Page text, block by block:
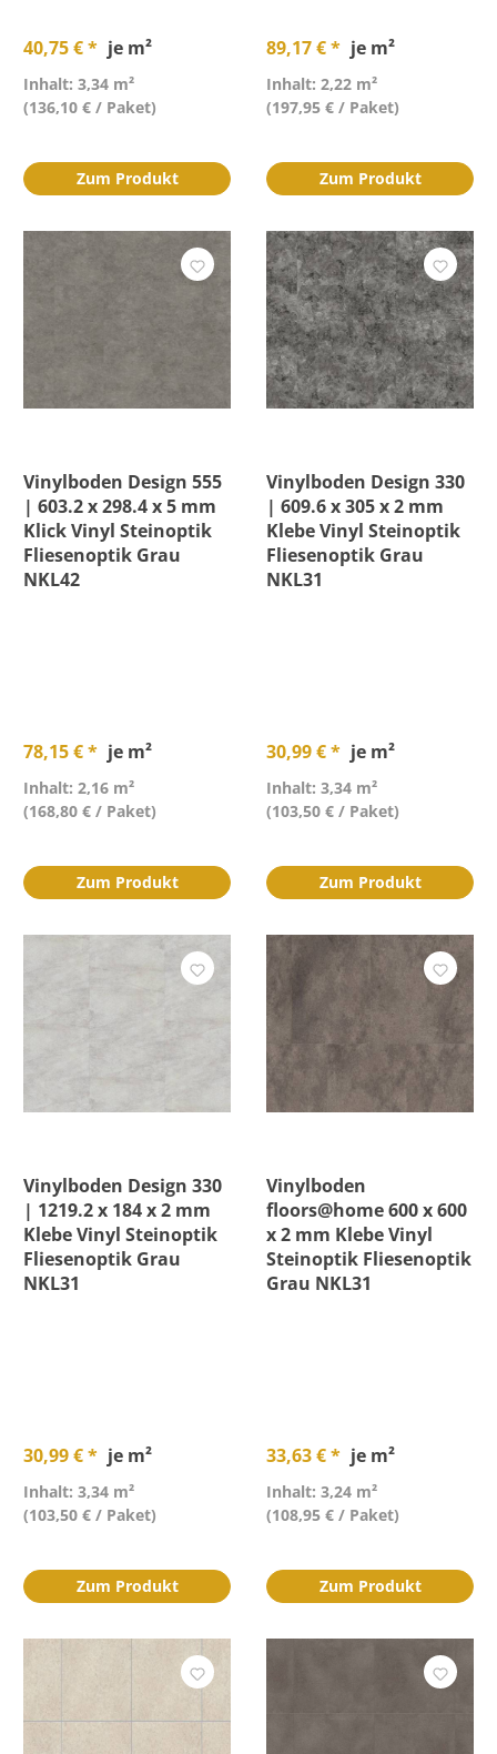
40,75 € * je m²
Inhalt: 3,34 m²
(136,10 € / Paket)
Zum Produkt
89,17 € * je m²
Inhalt: 2,22 m²
(197,95 € / Paket)
Zum Produkt
Vinylboden Design 555
| 603.2 x 298.4 x 5 mm
Klick Vinyl Steinoptik
Fliesenoptik Grau
NKL42
78,15 € * je m²
Inhalt: 2,16 m²
(168,80 € / Paket)
Zum Produkt
Vinylboden Design 330
| 609.6 x 305 x 2 mm
Klebe Vinyl Steinoptik
Fliesenoptik Grau
NKL31
30,99 € * je m²
Inhalt: 3,34 m²
(103,50 € / Paket)
Zum Produkt
Vinylboden Design 330
| 1219.2 x 184 x 2 mm
Klebe Vinyl Steinoptik
Fliesenoptik Grau
NKL31
30,99 € * je m²
Inhalt: 3,34 m²
(103,50 € / Paket)
Zum Produkt
Vinylboden
floors@home 600 x 600
x 2 mm Klebe Vinyl
Steinoptik Fliesenoptik
Grau NKL31
33,63 € * je m²
Inhalt: 3,24 m²
(108,95 € / Paket)
Zum Produkt